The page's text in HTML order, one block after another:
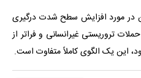
در مورد افزایش سطح شدت درگیری
تروریستی غیرانسانی و فراتر از
این یک الگوی کاملاً متفاوت است.